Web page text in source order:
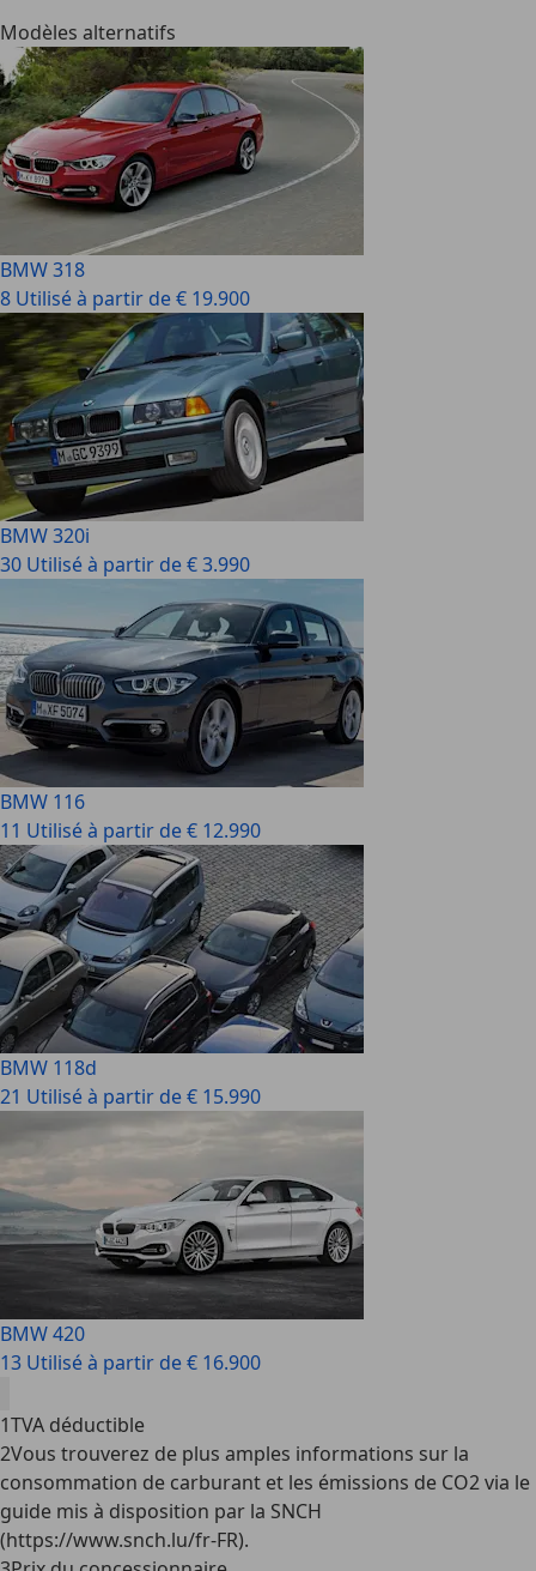
Modèles alternatifs
BMW 318
8 Utilisé à partir de € 19.900
BMW 320i
30 Utilisé à partir de € 3.990
BMW 116
11 Utilisé à partir de € 12.990
BMW 118d
21 Utilisé à partir de € 15.990
BMW 420
13 Utilisé à partir de € 16.900
1TVA déductible
2Vous trouverez de plus amples informations sur la
consommation de carburant et les émissions de CO2 via le
guide mis à disposition par la SNCH
(https://www.snch.lu/fr-FR).